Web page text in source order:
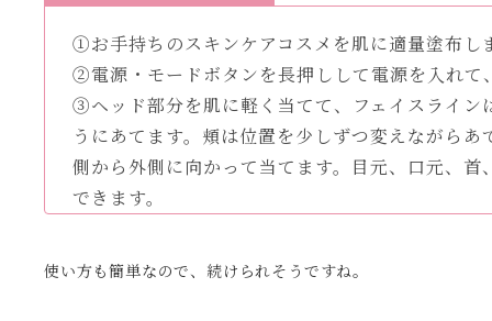
①お手持ちのスキンケアコスメを肌に適量塗布し
②電源・モードボタンを長押しして電源を入れて
③ヘッド部分を肌に軽く当てて、フェイスライン
うにあてます。頬は位置を少しずつ変えながら
側から外側に向かって当てます。目元、口元、首
できます。
使い方も簡単なので、続けられそうですね。